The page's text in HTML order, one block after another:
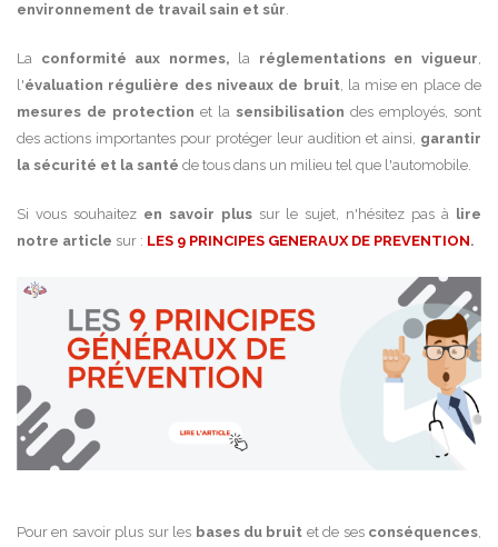
environnement de travail sain et sûr.
La conformité aux normes, la réglementations en vigueur,
l'évaluation régulière des niveaux de bruit, la mise en place de
mesures de protection et la sensibilisation des employés, sont
des actions importantes pour protéger leur audition et ainsi, garantir
la sécurité et la santé de tous dans un milieu tel que l'automobile.
Si vous souhaitez en savoir plussur le sujet, n'hésitez pas à lire
notre article sur : LES 9 PRINCIPES GENERAUX DE PREVENTION.
Pour en savoir plus sur les bases du bruit et de ses conséquences,